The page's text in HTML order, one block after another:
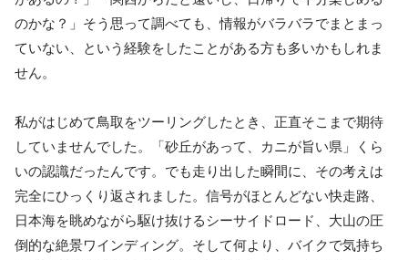
のかな？」そう思って調べても、情報がバラバラでまとまっ
ていない、という経験をしたことがある方も多いかもしれま
せん。
私がはじめて鳥取をツーリングしたとき、正直そこまで期待
していませんでした。「砂丘があって、カニが旨い県」くら
いの認識だったんです。でも走り出した瞬間に、その考えは
完全にひっくり返されました。信号がほとんどない快走路、
日本海を眺めながら駆け抜けるシーサイドロード、大山の圧
倒的な絶景ワインディング。そして何より、バイクで気持ち